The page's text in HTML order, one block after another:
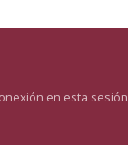
en esta sesión